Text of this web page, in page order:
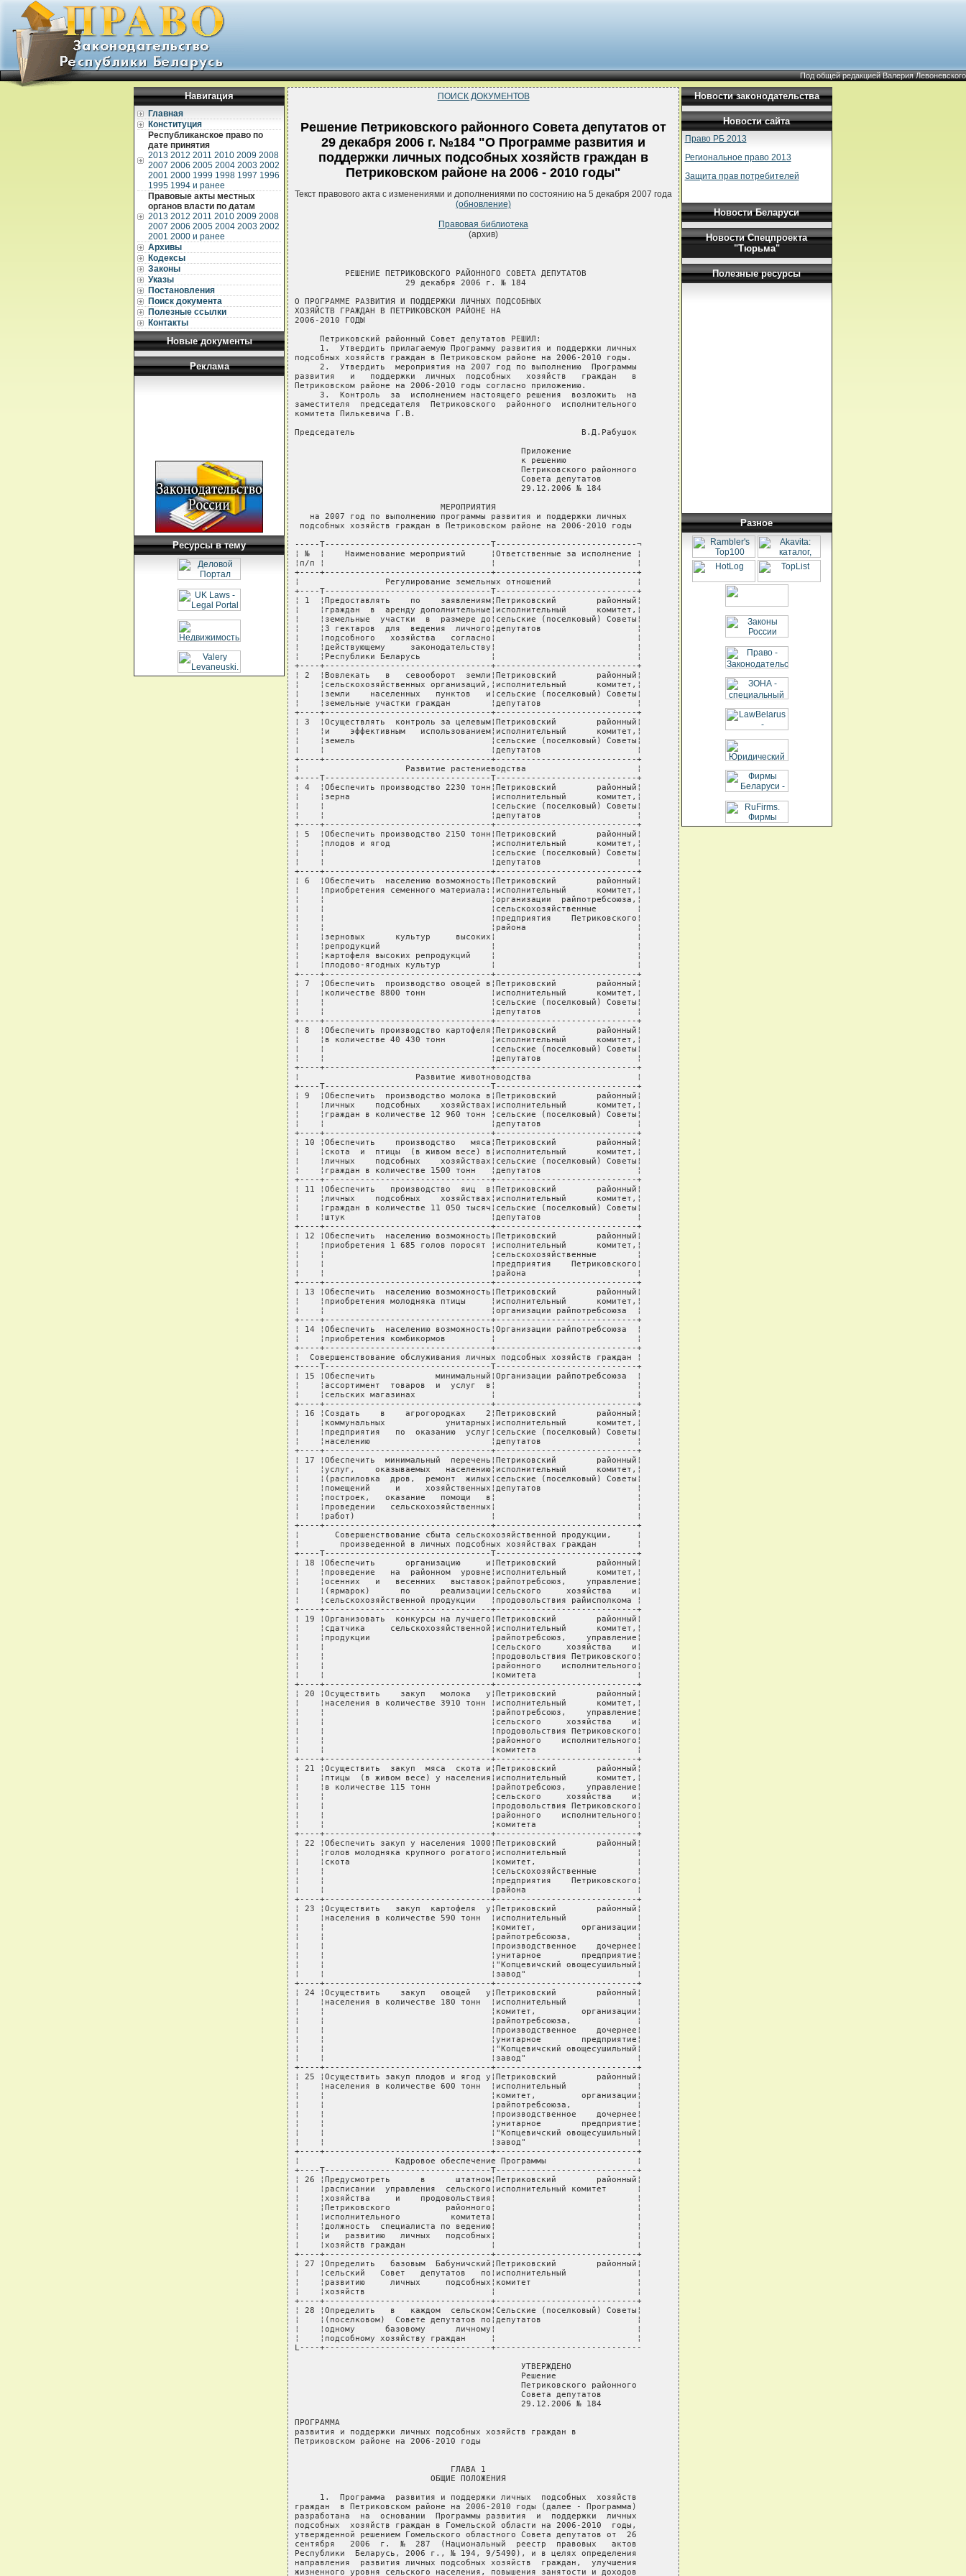
Под общей редакцией Валерия Левоневского
Навигация
Главная
Конституция
Республиканское право по
дате принятия
2013 2012 2011 2010 2009 2008
2007 2006 2005 2004 2003 2002
2001 2000 1999 1998 1997 1996
1995 1994 и ранее
Правовые акты местных
органов власти по датам
2013 2012 2011 2010 2009 2008
2007 2006 2005 2004 2003 2002
2001 2000 и ранее
Архивы
Кодексы
Законы
Указы
Постановления
Поиск документа
Полезные ссылки
Контакты
Новые документы
Реклама
Ресурсы в тему
ПОИСК ДОКУМЕНТОВ
Решение Петриковского районного Совета депутатов от
29 декабря 2006 г. №184 "О Программе развития и
поддержки личных подсобных хозяйств граждан в
Петриковском районе на 2006 - 2010 годы"
Текст правового акта с изменениями и дополнениями по состоянию на 5 декабря 2007 года
(обновление)
Правовая библиотека
(архив)
          РЕШЕНИЕ ПЕТРИКОВСКОГО РАЙОННОГО СОВЕТА ДЕПУТАТОВ
                      29 декабря 2006 г. № 184

О ПРОГРАММЕ РАЗВИТИЯ И ПОДДЕРЖКИ ЛИЧНЫХ ПОДСОБНЫХ
ХОЗЯЙСТВ ГРАЖДАН В ПЕТРИКОВСКОМ РАЙОНЕ НА
2006-2010 ГОДЫ

     Петриковский районный Совет депутатов РЕШИЛ:
     1.  Утвердить прилагаемую Программу развития и поддержки личных
подсобных хозяйств граждан в Петриковском районе на 2006-2010 годы.
     2.  Утвердить  мероприятия на 2007 год по выполнению  Программы
развития   и   поддержки  личных  подсобных   хозяйств   граждан   в
Петриковском районе на 2006-2010 годы согласно приложению.
     3.  Контроль  за  исполнением настоящего решения  возложить  на
заместителя  председателя  Петриковского  районного  исполнительного
комитета Пилькевича Г.В.
     
Председатель                                             В.Д.Рабушок
     
                                             Приложение
                                             к решению
                                             Петриковского районного
                                             Совета депутатов
                                             29.12.2006 № 184
                                  
                             МЕРОПРИЯТИЯ
   на 2007 год по выполнению программы развития и поддержки личных
 подсобных хозяйств граждан в Петриковском районе на 2006-2010 годы
                                  
-----T---------------------------------T----------------------------¬ 
¦ №  ¦    Наименование мероприятий     ¦Ответственные за исполнение ¦
¦п/п ¦                                 ¦                            ¦
+----+---------------------------------+----------------------------+ 
¦                 Регулирование земельных отношений                 ¦
+----T---------------------------------T----------------------------+ 
¦ 1  ¦Предоставлять    по    заявлениям¦Петриковский        районный¦
¦    ¦граждан  в  аренду дополнительные¦исполнительный      комитет,¦
¦    ¦земельные  участки  в  размере до¦сельские (поселковый) Советы¦
¦    ¦3 гектаров  для  ведения  личного¦депутатов                   ¦
¦    ¦подсобного   хозяйства   согласно¦                            ¦
¦    ¦действующему     законодательству¦                            ¦
¦    ¦Республики Беларусь              ¦                            ¦
+----+---------------------------------+----------------------------+ 
¦ 2  ¦Вовлекать   в   севооборот  земли¦Петриковский        районный¦
¦    ¦сельскохозяйственных организаций,¦исполнительный      комитет,¦
¦    ¦земли    населенных   пунктов   и¦сельские (поселковый) Советы¦
¦    ¦земельные участки граждан        ¦депутатов                   ¦
+----+---------------------------------+----------------------------+ 
¦ 3  ¦Осуществлять  контроль за целевым¦Петриковский        районный¦
¦    ¦и    эффективным   использованием¦исполнительный      комитет,¦
¦    ¦земель                           ¦сельские (поселковый) Советы¦
¦    ¦                                 ¦депутатов                   ¦
+----+---------------------------------+----------------------------+ 
¦                     Развитие растениеводства                      ¦
+----T---------------------------------T----------------------------+ 
¦ 4  ¦Обеспечить производство 2230 тонн¦Петриковский        районный¦
¦    ¦зерна                            ¦исполнительный      комитет,¦
¦    ¦                                 ¦сельские (поселковый) Советы¦
¦    ¦                                 ¦депутатов                   ¦
+----+---------------------------------+----------------------------+ 
¦ 5  ¦Обеспечить производство 2150 тонн¦Петриковский        районный¦
¦    ¦плодов и ягод                    ¦исполнительный      комитет,¦
¦    ¦                                 ¦сельские (поселковый) Советы¦
¦    ¦                                 ¦депутатов                   ¦
+----+---------------------------------+----------------------------+ 
¦ 6  ¦Обеспечить  населению возможность¦Петриковский        районный¦
¦    ¦приобретения семенного материала:¦исполнительный      комитет,¦
¦    ¦                                 ¦организации  райпотребсоюза,¦
¦    ¦                                 ¦сельскохозяйственные        ¦
¦    ¦                                 ¦предприятия    Петриковского¦
¦    ¦                                 ¦района                      ¦
¦    ¦зерновых      культур     высоких¦                            ¦
¦    ¦репродукций                      ¦                            ¦
¦    ¦картофеля высоких репродукций    ¦                            ¦
¦    ¦плодово-ягодных культур          ¦                            ¦
+----+---------------------------------+----------------------------+ 
¦ 7  ¦Обеспечить  производство овощей в¦Петриковский        районный¦
¦    ¦количестве 8800 тонн             ¦исполнительный      комитет,¦
¦    ¦                                 ¦сельские (поселковый) Советы¦
¦    ¦                                 ¦депутатов                   ¦
+----+---------------------------------+----------------------------+ 
¦ 8  ¦Обеспечить производство картофеля¦Петриковский        районный¦
¦    ¦в количестве 40 430 тонн         ¦исполнительный      комитет,¦
¦    ¦                                 ¦сельские (поселковый) Советы¦
¦    ¦                                 ¦депутатов                   ¦
+----+---------------------------------+----------------------------+ 
¦                       Развитие животноводства                     ¦
+----T---------------------------------T----------------------------+ 
¦ 9  ¦Обеспечить  производство молока в¦Петриковский        районный¦
¦    ¦личных    подсобных    хозяйствах¦исполнительный      комитет,¦
¦    ¦граждан в количестве 12 960 тонн ¦сельские (поселковый) Советы¦
¦    ¦                                 ¦депутатов                   ¦
+----+---------------------------------+----------------------------+ 
¦ 10 ¦Обеспечить    производство   мяса¦Петриковский        районный¦
¦    ¦скота  и  птицы  (в живом весе) в¦исполнительный      комитет,¦
¦    ¦личных    подсобных    хозяйствах¦сельские (поселковый) Советы¦
¦    ¦граждан в количестве 1500 тонн   ¦депутатов                   ¦
+----+---------------------------------+----------------------------+ 
¦ 11 ¦Обеспечить   производство  яиц  в¦Петриковский        районный¦
¦    ¦личных    подсобных    хозяйствах¦исполнительный      комитет,¦
¦    ¦граждан в количестве 11 050 тысяч¦сельские (поселковый) Советы¦
¦    ¦штук                             ¦депутатов                   ¦
+----+---------------------------------+----------------------------+ 
¦ 12 ¦Обеспечить  населению возможность¦Петриковский        районный¦
¦    ¦приобретения 1 685 голов поросят ¦исполнительный      комитет,¦
¦    ¦                                 ¦сельскохозяйственные        ¦
¦    ¦                                 ¦предприятия    Петриковского¦
¦    ¦                                 ¦района                      ¦
+----+---------------------------------+----------------------------+ 
¦ 13 ¦Обеспечить  населению возможность¦Петриковский        районный¦
¦    ¦приобретения молодняка птицы     ¦исполнительный      комитет,¦
¦    ¦                                 ¦организации райпотребсоюза  ¦
+----+---------------------------------+----------------------------+ 
¦ 14 ¦Обеспечить  населению возможность¦Организации райпотребсоюза  ¦
¦    ¦приобретения комбикормов         ¦                            ¦
+----+---------------------------------+----------------------------+ 
¦  Совершенствование обслуживания личных подсобных хозяйств граждан ¦
+----T---------------------------------T----------------------------+ 
¦ 15 ¦Обеспечить            минимальный¦Организации райпотребсоюза  ¦
¦    ¦ассортимент  товаров  и  услуг  в¦                            ¦
¦    ¦сельских магазинах               ¦                            ¦
+----+---------------------------------+----------------------------+ 
¦ 16 ¦Создать    в    агрогородках    2¦Петриковский        районный¦
¦    ¦коммунальных            унитарных¦исполнительный      комитет,¦
¦    ¦предприятия   по  оказанию  услуг¦сельские (поселковый) Советы¦
¦    ¦населению                        ¦депутатов                   ¦
+----+---------------------------------+----------------------------+ 
¦ 17 ¦Обеспечить  минимальный  перечень¦Петриковский        районный¦
¦    ¦услуг,    оказываемых   населению¦исполнительный      комитет,¦
¦    ¦(распиловка  дров,  ремонт  жилых¦сельские (поселковый) Советы¦
¦    ¦помещений     и     хозяйственных¦депутатов                   ¦
¦    ¦построек,   оказание   помощи   в¦                            ¦
¦    ¦проведении   сельскохозяйственных¦                            ¦
¦    ¦работ)                           ¦                            ¦
+----+---------------------------------+----------------------------+ 
¦       Совершенствование сбыта сельскохозяйственной продукции,     ¦
¦        произведенной в личных подсобных хозяйствах граждан        ¦
+----T---------------------------------T----------------------------+ 
¦ 18 ¦Обеспечить      организацию     и¦Петриковский        районный¦
¦    ¦проведение   на  районном  уровне¦исполнительный      комитет,¦
¦    ¦осенних   и   весенних   выставок¦райпотребсоюз,    управление¦
¦    ¦(ярмарок)      по      реализации¦сельского     хозяйства    и¦
¦    ¦сельскохозяйственной продукции   ¦продовольствия райисполкома ¦
+----+---------------------------------+----------------------------+ 
¦ 19 ¦Организовать  конкурсы на лучшего¦Петриковский        районный¦
¦    ¦сдатчика     сельскохозяйственной¦исполнительный      комитет,¦
¦    ¦продукции                        ¦райпотребсоюз,    управление¦
¦    ¦                                 ¦сельского     хозяйства    и¦
¦    ¦                                 ¦продовольствия Петриковского¦
¦    ¦                                 ¦районного    исполнительного¦
¦    ¦                                 ¦комитета                    ¦
+----+---------------------------------+--
Новости законодательства
Новости сайта
Право РБ 2013
Региональное право 2013
Защита прав потребителей
Новости Беларуси
Новости Спецпроекта
"Тюрьма"
Полезные ресурсы
Разное